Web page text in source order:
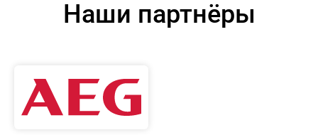
Наши партнёры